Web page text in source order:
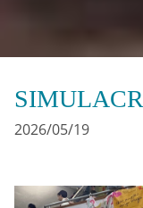
2026/05/19
Irudia